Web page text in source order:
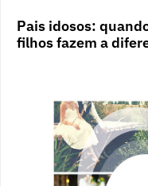
Pais idosos:
filhos fazem a